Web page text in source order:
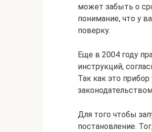
может забыть о
понимание, что у
поверку.
Еще в 2004 году
инструкций,
Так как это
Для того чтобы
постановление.